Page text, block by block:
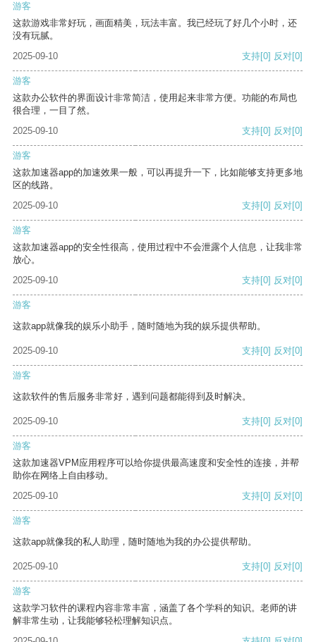
游客
这款游戏非常好玩，画面精美，玩法丰富。我已经玩了好几个小时，还
没有玩腻。
2025-09-10
支持[0] 反对[0]
游客
这款办公软件的界面设计非常简洁，使用起来非常方便。功能的布局也
很合理，一目了然。
2025-09-10
支持[0] 反对[0]
游客
这款加速器app的加速效果一般，可以再提升一下，比如能够支持更多地
区的线路。
2025-09-10
支持[0] 反对[0]
游客
这款加速器app的安全性很高，使用过程中不会泄露个人信息，让我非常
放心。
2025-09-10
支持[0] 反对[0]
游客
这款app就像我的娱乐小助手，随时随地为我的娱乐提供帮助。
2025-09-10 支持[0] 反对[0]
游客
这款软件的售后服务非常好，遇到问题都能得到及时解决。
2025-09-10 支持[0] 反对[0]
游客
这款加速器VPM应用程序可以给你提供最高速度和安全性的连接，并帮
助你在网络上自由移动。
2025-09-10
支持[0] 反对[0]
游客
这款app就像我的私人助理，随时随地为我的办公提供帮助。
2025-09-10 支持[0] 反对[0]
游客
这款学习软件的课程内容非常丰富，涵盖了各个学科的知识。老师的讲
解非常生动，让我能够轻松理解知识点。